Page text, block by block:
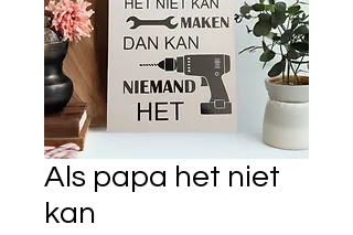
Als papa het niet
kan